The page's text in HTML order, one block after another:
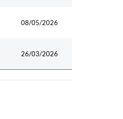
08/05/2026
26/03/2026